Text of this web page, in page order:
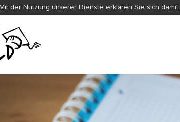
Mit der Nutzung unserer Dienste erklären Sie sich